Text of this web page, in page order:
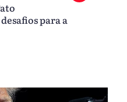
para a